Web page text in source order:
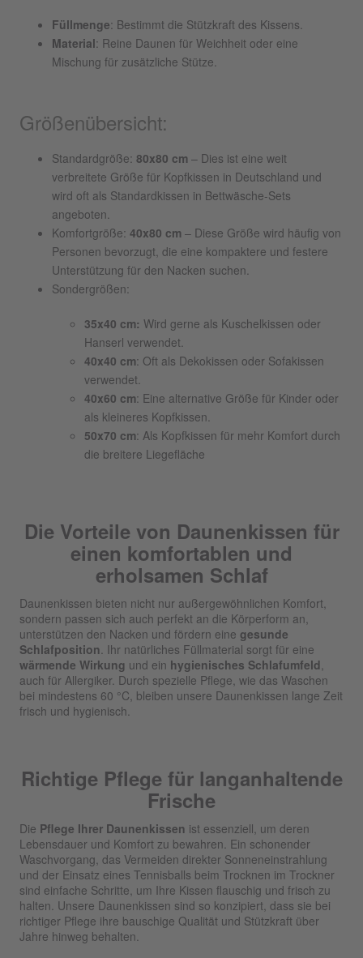
Füllmenge: Bestimmt die Stützkraft des Kissens.
Material: Reine Daunen für Weichheit oder eine
Mischung für zusätzliche Stütze.
Größenübersicht:
Standardgröße: 80x80 cm – Dies ist eine weit
verbreitete Größe für Kopfkissen in Deutschland und
wird oft als Standardkissen in Bettwäsche-Sets
angeboten.
Komfortgröße: 40x80 cm – Diese Größe wird häufig von
Personen bevorzugt, die eine kompaktere und festere
Unterstützung für den Nacken suchen.
Sondergrößen:
35x40 cm: Wird gerne als Kuschelkissen oder
Hanserl verwendet.
40x40 cm: Oft als Dekokissen oder Sofakissen
verwendet.
40x60 cm: Eine alternative Größe für Kinder oder
als kleineres Kopfkissen.
50x70 cm: Als Kopfkissen für mehr Komfort durch
die breitere Liegefläche
Die Vorteile von Daunenkissen für
einen komfortablen und
erholsamen Schlaf
Daunenkissen bieten nicht nur außergewöhnlichen Komfort,
sondern passen sich auch perfekt an die Körperform an,
unterstützen den Nacken und fördern eine gesunde
Schlafposition . Ihr natürliches Füllmaterial sorgt für eine
wärmende Wirkung und ein hygienisches Schlafumfeld
auch für Allergiker. Durch spezielle Pflege, wie das Waschen
bei mindestens 60 °C, bleiben unsere Daunenkissen lange Zeit
frisch und hygienisch.
Richtige Pflege für langanhaltende
Frische
Die Pflege Ihrer Daunenkissen ist essenziell, um deren
Lebensdauer und Komfort zu bewahren. Ein schonender
Waschvorgang, das Vermeiden direkter Sonneneinstrahlung
und der Einsatz eines Tennisballs beim Trocknen im Trockner
sind einfache Schritte, um Ihre Kissen flauschig und frisch zu
halten. Unsere Daunenkissen sind so konzipiert, dass sie bei
richtiger Pflege ihre bauschige Qualität und Stützkraft über
Jahre hinweg behalten.